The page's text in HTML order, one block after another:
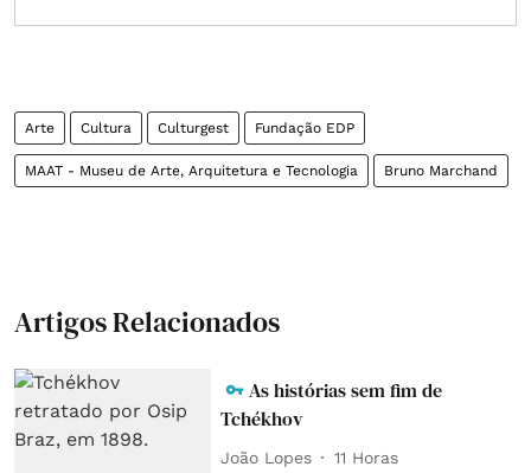
Arte Cultura Culturgest Fundação EDP
MAAT - Museu de Arte, Arquitetura e Tecnologia Bruno Marchand
Artigos Relacionados
As histórias sem fim de
Tchékhov
João Lopes 11 Horas